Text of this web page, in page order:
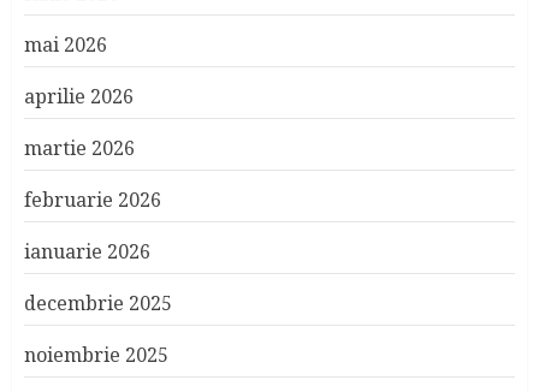
mai 2026
aprilie 2026
martie 2026
februarie 2026
ianuarie 2026
decembrie 2025
noiembrie 2025